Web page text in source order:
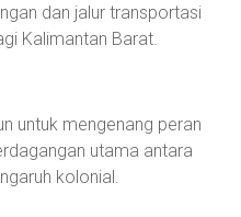
dan jalur transportasi
Kalimantan Barat.
untuk mengenang peran
utama antara
kolonial.